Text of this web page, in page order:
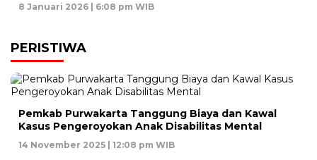
8 Januari 2026 | 6:08 pm WIB
PERISTIWA
Pemkab Purwakarta Tanggung Biaya dan Kawal
Kasus Pengeroyokan Anak Disabilitas Mental
14 November 2025 | 12:08 pm WIB